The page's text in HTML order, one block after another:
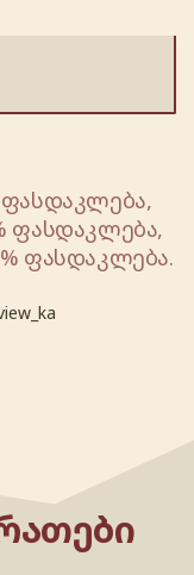
ფასდაკლება,
ფასდაკლება,
ფასდაკლება.